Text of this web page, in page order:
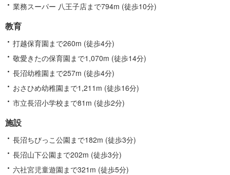
業務スーパー 八王子店まで794m (徒歩10分)
教育
打越保育園まで260m (徒歩4分)
敬愛きたの保育園まで1,070m (徒歩14分)
長沼幼稚園まで257m (徒歩4分)
おさひめ幼稚園まで1,211m (徒歩16分)
市立長沼小学校まで81m (徒歩2分)
施設
長沼ちびっこ公園まで182m (徒歩3分)
長沼山下公園まで202m (徒歩3分)
六社宮児童遊園まで321m (徒歩5分)